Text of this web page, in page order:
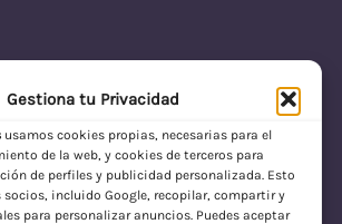
Gestiona tu Privacidad
usamos cookies propias, necesarias para el
de la web, y cookies de terceros para
de perfiles y publicidad personalizada. Esto
socios, incluido Google, recopilar, compartir y
para personalizar anuncios. Puedes aceptar
| Sexshop Online con Envío